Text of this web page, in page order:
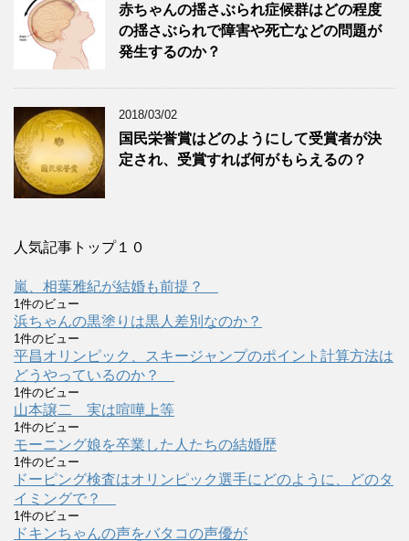
赤ちゃんの揺さぶられ症候群はどの程度
の揺さぶられで障害や死亡などの問題が
発生するのか？
2018/03/02
国民栄誉賞はどのようにして受賞者が決
定され、受賞すれば何がもらえるの？
人気記事トップ１０
嵐、相葉雅紀が結婚も前提？
1件のビュー
浜ちゃんの黒塗りは黒人差別なのか？
1件のビュー
平昌オリンピック、スキージャンプのポイント計算方法は
どうやっているのか？
1件のビュー
山本譲二 実は喧嘩上等
1件のビュー
モーニング娘を卒業した人たちの結婚歴
1件のビュー
ドーピング検査はオリンピック選手にどのように、どのタ
イミングで？
1件のビュー
ドキンちゃんの声をバタコの声優が